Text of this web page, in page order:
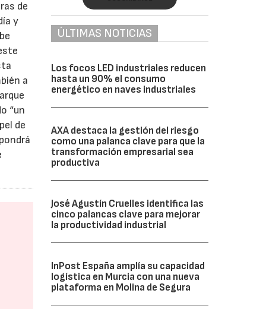
de
y
a
“un
de
ÚLTIMAS NOTICIAS
Los focos LED industriales reducen
hasta un 90% el consumo
energético en naves industriales
AXA destaca la gestión del riesgo
como una palanca clave para que la
transformación empresarial sea
productiva
José Agustín Cruelles identifica las
cinco palancas clave para mejorar
la productividad industrial
InPost España amplía su capacidad
logística en Murcia con una nueva
plataforma en Molina de Segura